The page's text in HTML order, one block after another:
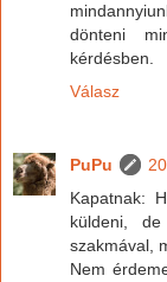
dönteni
kérdésben.
Válasz
PuPu
Kapatnak:
küldeni,
szakmával,
Nem